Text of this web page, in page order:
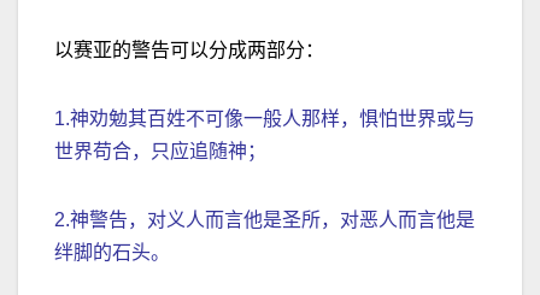
以赛亚的警告可以分成两部分：
1.神劝勉其百姓不可像一般人那样，惧怕世界或与
世界苟合，只应追随神；
2.神警告，对义人而言他是圣所，对恶人而言他是
绊脚的石头。